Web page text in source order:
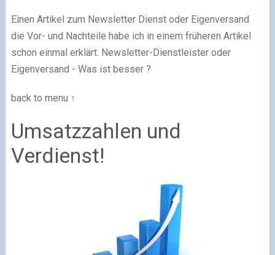
Einen Artikel zum Newsletter Dienst oder Eigenversand
die Vor- und Nachteile habe ich in einem früheren Artikel
schon einmal erklärt. Newsletter-Dienstleister oder
Eigenversand - Was ist besser ?
back to menu ↑
Umsatzzahlen und
Verdienst!